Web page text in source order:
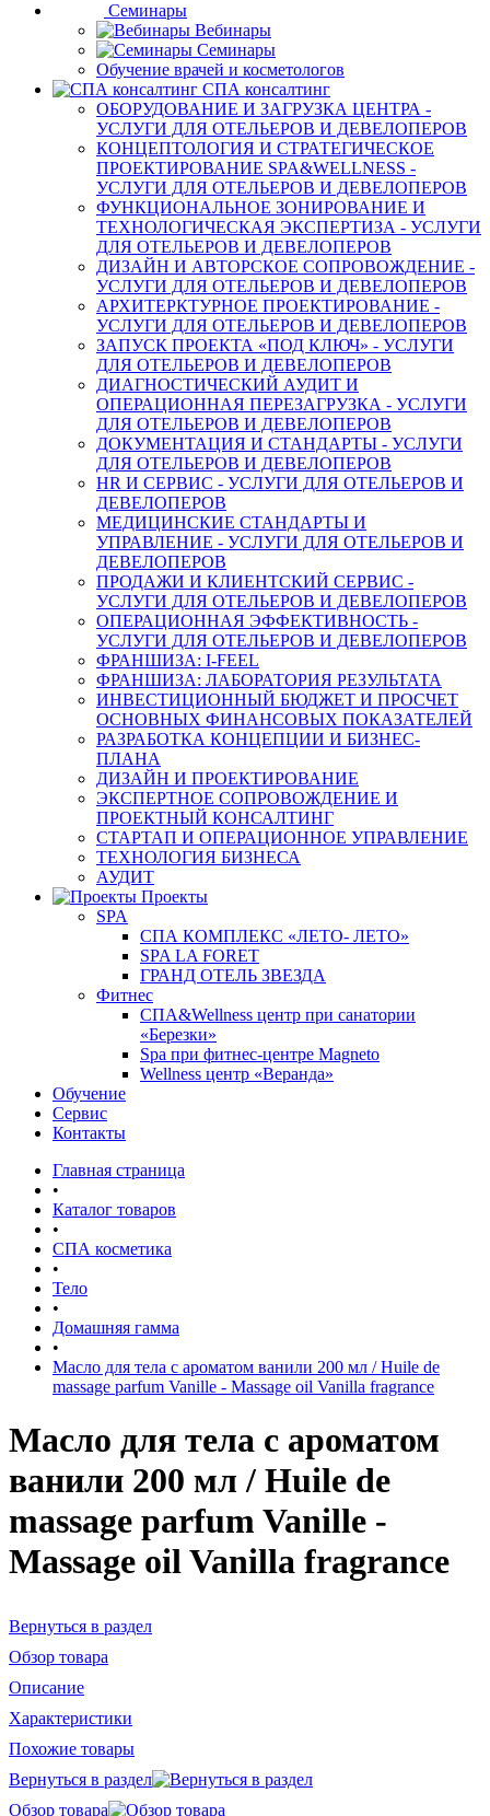
Семинары
Вебинары
Семинары
Обучение врачей и косметологов
СПА консалтинг
ОБОРУДОВАНИЕ И ЗАГРУЗКА ЦЕНТРА -
УСЛУГИ ДЛЯ ОТЕЛЬЕРОВ И ДЕВЕЛОПЕРОВ
КОНЦЕПТОЛОГИЯ И СТРАТЕГИЧЕСКОЕ
ПРОЕКТИРОВАНИЕ SPA&WELLNESS -
УСЛУГИ ДЛЯ ОТЕЛЬЕРОВ И ДЕВЕЛОПЕРОВ
ФУНКЦИОНАЛЬНОЕ ЗОНИРОВАНИЕ И
ТЕХНОЛОГИЧЕСКАЯ ЭКСПЕРТИЗА - УСЛУГИ
ДЛЯ ОТЕЛЬЕРОВ И ДЕВЕЛОПЕРОВ
ДИЗАЙН И АВТОРСКОЕ СОПРОВОЖДЕНИЕ -
УСЛУГИ ДЛЯ ОТЕЛЬЕРОВ И ДЕВЕЛОПЕРОВ
АРХИТЕРКТУРНОЕ ПРОЕКТИРОВАНИЕ -
УСЛУГИ ДЛЯ ОТЕЛЬЕРОВ И ДЕВЕЛОПЕРОВ
ЗАПУСК ПРОЕКТА «ПОД КЛЮЧ» - УСЛУГИ
ДЛЯ ОТЕЛЬЕРОВ И ДЕВЕЛОПЕРОВ
ДИАГНОСТИЧЕСКИЙ АУДИТ И
ОПЕРАЦИОННАЯ ПЕРЕЗАГРУЗКА - УСЛУГИ
ДЛЯ ОТЕЛЬЕРОВ И ДЕВЕЛОПЕРОВ
ДОКУМЕНТАЦИЯ И СТАНДАРТЫ - УСЛУГИ
ДЛЯ ОТЕЛЬЕРОВ И ДЕВЕЛОПЕРОВ
HR И СЕРВИС - УСЛУГИ ДЛЯ ОТЕЛЬЕРОВ И
ДЕВЕЛОПЕРОВ
МЕДИЦИНСКИЕ СТАНДАРТЫ И
УПРАВЛЕНИЕ - УСЛУГИ ДЛЯ ОТЕЛЬЕРОВ И
ДЕВЕЛОПЕРОВ
ПРОДАЖИ И КЛИЕНТСКИЙ СЕРВИС -
УСЛУГИ ДЛЯ ОТЕЛЬЕРОВ И ДЕВЕЛОПЕРОВ
ОПЕРАЦИОННАЯ ЭФФЕКТИВНОСТЬ -
УСЛУГИ ДЛЯ ОТЕЛЬЕРОВ И ДЕВЕЛОПЕРОВ
ФРАНШИЗА: I-FEEL
ФРАНШИЗА: ЛАБОРАТОРИЯ РЕЗУЛЬТАТА
ИНВЕСТИЦИОННЫЙ БЮДЖЕТ И ПРОСЧЕТ
ОСНОВНЫХ ФИНАНСОВЫХ ПОКАЗАТЕЛЕЙ
РАЗРАБОТКА КОНЦЕПЦИИ И БИЗНЕС-
ПЛАНА
ДИЗАЙН И ПРОЕКТИРОВАНИЕ
ЭКСПЕРТНОЕ СОПРОВОЖДЕНИЕ И
ПРОЕКТНЫЙ КОНСАЛТИНГ
СТАРТАП И ОПЕРАЦИОННОЕ УПРАВЛЕНИЕ
ТЕХНОЛОГИЯ БИЗНЕСА
АУДИТ
Проекты
SPA
СПА КОМПЛЕКС «ЛЕТО- ЛЕТО»
SPA LA FORET
ГРАНД ОТЕЛЬ ЗВЕЗДА
Фитнес
СПА&Wellness центр при санатории
«Березки»
Spa при фитнес-центре Magneto
Wellness центр «Веранда»
Обучение
Сервис
Контакты
Главная страница
•
Каталог товаров
•
СПА косметика
•
Тело
•
Домашняя гамма
•
Масло для тела с ароматом ванили 200 мл / Huile de
massage parfum Vanille - Massage oil Vanilla fragrance
Масло для тела с ароматом
ванили 200 мл / Huile de
massage parfum Vanille -
Massage oil Vanilla fragrance
Вернуться в раздел
Обзор товара
Описание
Характеристики
Похожие товары
Вернуться в раздел
Обзор товара